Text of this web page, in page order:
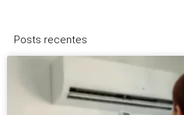
Posts recentes